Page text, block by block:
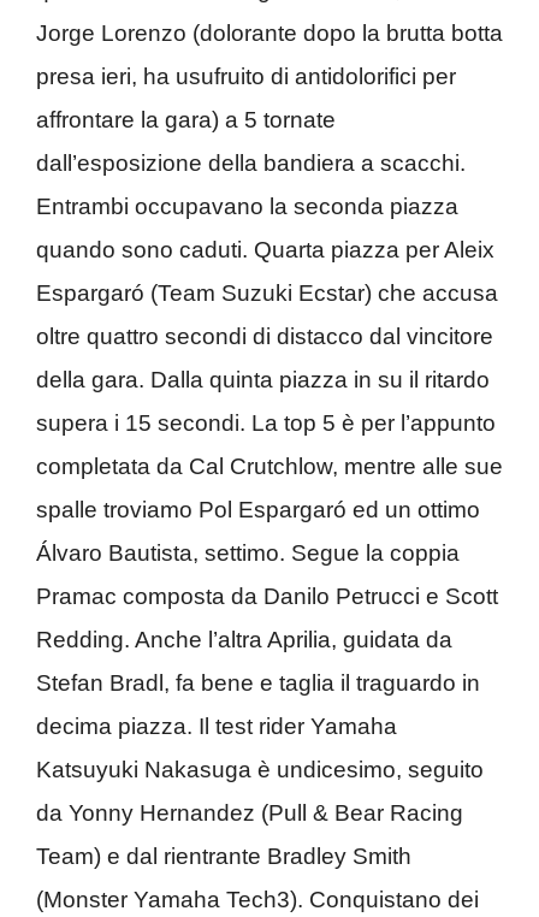
Jorge Lorenzo (dolorante dopo la brutta botta
presa ieri, ha usufruito di antidolorifici per
affrontare la gara) a 5 tornate
dall’esposizione della bandiera a scacchi.
Entrambi occupavano la seconda piazza
quando sono caduti. Quarta piazza per Aleix
Espargaró (Team Suzuki Ecstar) che accusa
oltre quattro secondi di distacco dal vincitore
della gara. Dalla quinta piazza in su il ritardo
supera i 15 secondi. La top 5 è per l’appunto
completata da Cal Crutchlow, mentre alle sue
spalle troviamo Pol Espargaró ed un ottimo
Álvaro Bautista, settimo. Segue la coppia
Pramac composta da Danilo Petrucci e Scott
Redding. Anche l’altra Aprilia, guidata da
Stefan Bradl, fa bene e taglia il traguardo in
decima piazza. Il test rider Yamaha
Katsuyuki Nakasuga è undicesimo, seguito
da Yonny Hernandez (Pull & Bear Racing
Team) e dal rientrante Bradley Smith
(Monster Yamaha Tech3). Conquistano dei